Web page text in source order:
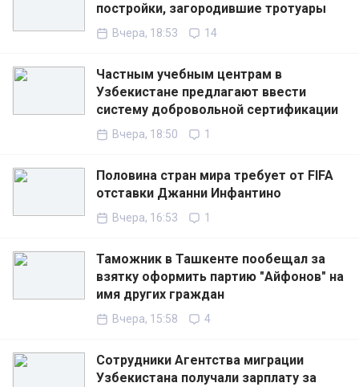
постройки, загородившие тротуары
Вчера, 18:53 14
Частным учебным центрам в
Узбекистане предлагают ввести
систему добровольной сертификации
Вчера, 18:50 1
Половина стран мира требует от FIFA
отставки Джанни Инфантино
Вчера, 16:53 1
Таможник в Ташкенте пообещал за
взятку оформить партию "Айфонов" на
имя других граждан
Вчера, 15:58 4
Сотрудники Агентства миграции
Узбекистана получали зарплату за